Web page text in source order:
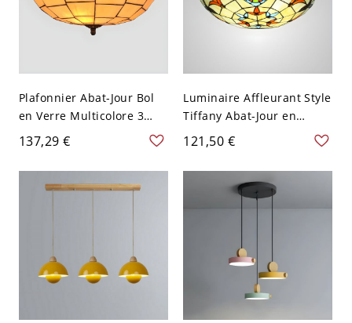
Plafonnier Abat-Jour Bol
en Verre Multicolore 3
Têtes Lampe Encastrée
Style Tiffany - Beige 110
V-120 V 40,64 cm
137,29 €
Luminaire Affleurant Style
Tiffany Abat-Jour en
Vitrail Plafonnier Beige en
Forme de Bol - Beige 110
V-120 V 40,64 cm
121,50 €